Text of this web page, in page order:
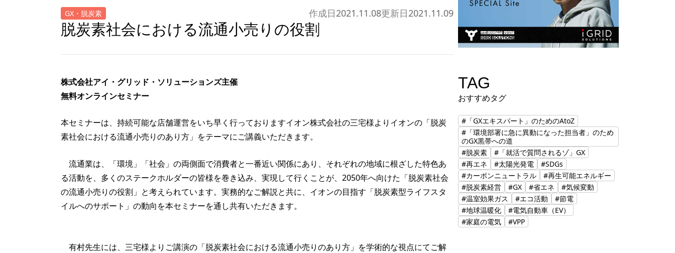
GX・脱炭素 作成日2021.11.08更新日2021.11.09
脱炭素社会における流通小売りの役割
株式会社アイ・グリッド・ソリューションズ主催
無料オンラインセミナー
本セミナーは、持続可能な店舗運営をいち早く行っておりますイオン株式会社の三宅様よりイオンの「脱炭
素社会における流通小売りのあり方」をテーマにご講義いただきます。
流通業は、「環境」「社会」の両側面で消費者と一番近い関係にあり、それぞれの地域に根ざした特色あ
る活動を、多くのステークホルダーの皆様を巻き込み、実現して行くことが、2050年へ向けた「脱炭素社会
の流通小売りの役割」と考えられています。実務的なご解説と共に、イオンの目指す「脱炭素型ライフスタ
イルへのサポート」の動向を本セミナーを通し共有いただきます。
有村先生には、三宅様よりご講演の「脱炭素社会における流通小売りのあり方」を学術的な視点にてご解
TAG
おすすめタグ
#「GXエキスパート」のためのAtoZ
#「環境部署に急に異動になった担当者」のため
のGX黒帯への道
#脱炭素
#「就活で質問されるゾ」GX
#再エネ
#太陽光発電
#SDGs
#カーボンニュートラル
#再生可能エネルギー
#脱炭素経営
#GX #省エネ
#気候変動
#温室効果ガス
#エコ活動
#節電
#地球温暖化
#電気自動車（EV）
#家庭の電気
#VPP